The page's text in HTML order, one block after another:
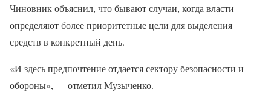
Чиновник объяснил, что бывают случаи, когда власти
определяют более приоритетные цели для выделения
средств в конкретный день.
«И здесь предпочтение отдается сектору безопасности и
обороны», — отметил Музыченко.